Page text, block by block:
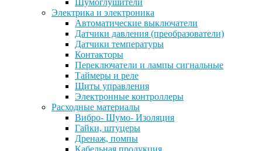
Шумоглушители
Электрика и электроника
Автоматические выключатели
Датчики давления (преобразователи)
Датчики температуры
Контакторы
Переключатели и лампы сигнальные
Таймеры и реле
Щиты управления
Электронные контроллеры
Расходные материалы
Вибро- Шумо- Изоляция
Гайки, штуцеры
Дренаж, помпы
Кабельная продукция